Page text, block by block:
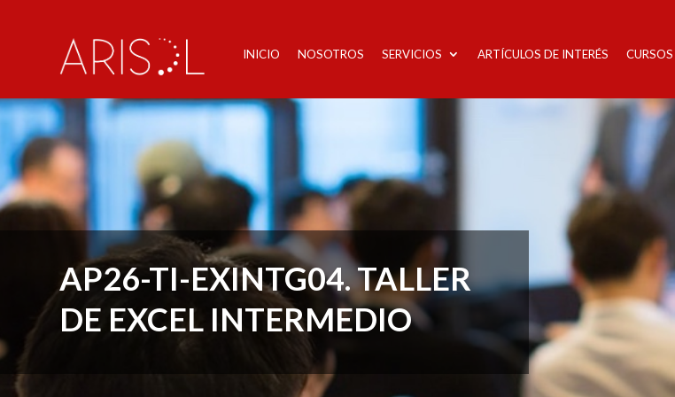
INICIO NOSOTROS SERVICIOS ARTÍCULOS DE INTERÉS CURSOS
AP26-TI-EXINTG04. TALLER
DE EXCEL INTERMEDIO